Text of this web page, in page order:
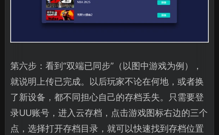
第六步：看到“双端已同步”（以图中游戏为例），
就说明上传已完成。以后玩家不论在何地，或者换
了新设备，都不同担心自己的存档丢失。只需要登
录UU账号，进入云存档，点击游戏图标右边的三个
点，选择打开存档目录，就可以快速找到存档位置